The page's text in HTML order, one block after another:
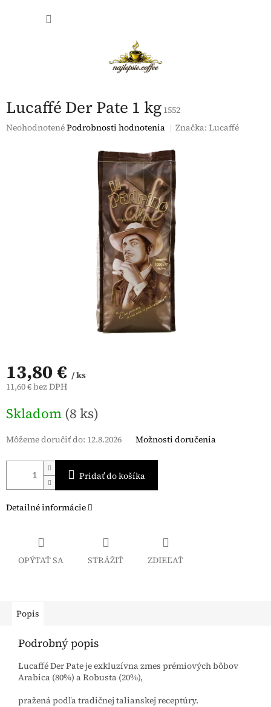
Lucaffé Der Pate 1 kg 1552
Priemerné
NeohodnotenéPodrobnosti hodnotenia Značka:Lucaffé
13,80 € / ks
11,60 € bez DPH
cena:
Skladom (8 ks)
Môžeme doručiť do: 12.8.2026 Možnosti doručenia
Pridať do košíka
Detailné informácie
OPÝTAŤ SA STRÁŽIŤ ZDIEĽAŤ
Popis
Podrobný popis
Lucaffé Der Pate je exkluzívna zmes prémiových bôbov
Arabica (80%) a Robusta (20%),
pražená podľa tradičnej talianskej receptúry.